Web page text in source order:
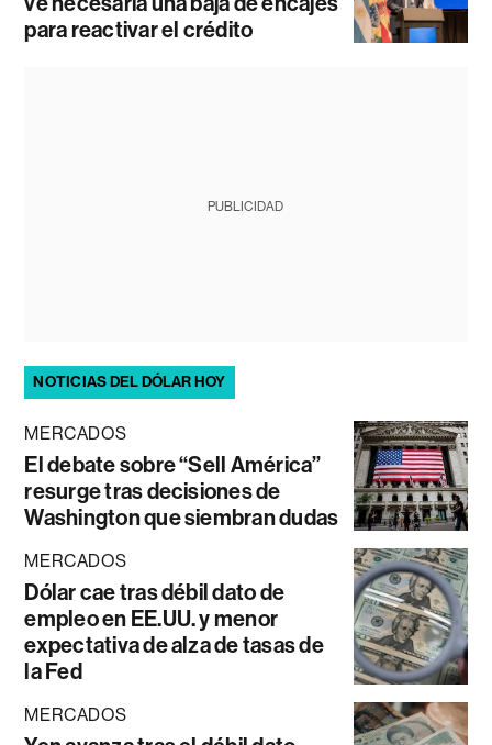
para reactivar el crédito
PUBLICIDAD
NOTICIAS DEL DÓLAR HOY
MERCADOS
El debate sobre “Sell América”
resurge tras decisiones de
Washington que siembran dudas
MERCADOS
Dólar cae tras débil dato de
empleo en EE.UU. y menor
expectativa de alza de tasas de
la Fed
MERCADOS